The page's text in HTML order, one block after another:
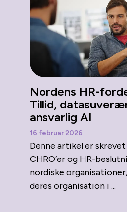
Nordens HR-
Tillid,
ansvarlig AI
16 februar 2026
Denne artikel er
CHRO’er og HR-
nordiske
deres organisation i ...